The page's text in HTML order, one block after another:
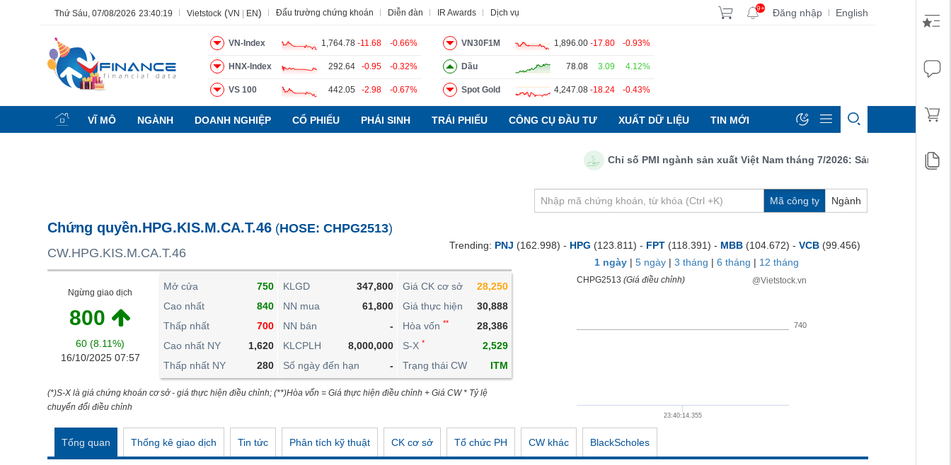
Thứ Sáu, 07/08/2026 23:40:20 Vietstock (VN EN) Đấu trường chứng khoán Diễn đàn IR Awards Dịch vụ 9+ Đăng nhập | English
VN-Index 1,764.78 -11.68 -0.66%
HNX-Index 292.64 -0.95 -0.32%
VS 100 442.05 -2.98 -0.67%
VN30F1M 1,896.00 -17.80 -0.93%
Dầu 78.08 3.09 4.12%
Spot Gold 4,247.08 -18.24 -0.43%
VĨ MÔ NGÀNH DOANH NGHIỆP CỔ PHIẾU PHÁI SINH TRÁI PHIẾU CÔNG CỤ ĐẦU TƯ XUẤT DỮ LIỆU TIN MỚI
Chỉ số PMI ngành sản xuất Việt Nam tháng 7/2026: Sản lượng, số lượng
Mã công ty Ngành
Chứng quyền.HPG.KIS.M.CA.T.46 (HOSE: CHPG2513)
CW.HPG.KIS.M.CA.T.46
Ngừng giao dịch
800
60 (8.11%)
16/10/2025 07:57
Mở cửa
750
Cao nhất
840
Thấp nhất
700
Cao nhất NY
1,620
Thấp nhất NY
280
KLGD
347,800
NN mua
61,800
NN bán
-
KLCPLH
8,000,000
Số ngày đến hạn
-
Giá CK cơ sở
28,250
Giá thực hiện
30,888
Hòa vốn **
28,386
S-X *
2,529
Trạng thái CW
ITM
(*)S-X là giá chứng khoán cơ sở - giá thực hiện điều chỉnh; (**)Hòa vốn = Giá thực hiện điều chỉnh + Giá CW * Tỷ lệ
chuyển đổi điều chỉnh
Trending: PNJ (162.998) - HPG (123.811) - FPT (118.391) - MBB (104.672) - VCB (99.456)
1 ngày | 5 ngày | 3 tháng | 6 tháng | 12 tháng
CHPG2513 (Giá điều chỉnh) @Vietstock.vn
23:40:14.355
740
Tổng quan Thống kê giao dịch Tin tức Phân tích kỹ thuật CK cơ sở Tổ chức PH CW khác BlackScholes
Tính năng Ngành Mã chứng khoán Lãnh đạo Tin tức Báo cáo phân tích Thuật ngữ Dịch vụ
BẤT ĐỘNG SẢN
TÀI CHÍNH
KINH TẾ
THẾ GIỚI
ĐÔNG DƯƠNG
PHÂN TÍCH
PHÁI SINH
TRÁI PHIẾU
CÔNG CỤ ĐẦU TƯ
XUẤT DỮ LIỆU
TIN MỚI
VS-SECTOR